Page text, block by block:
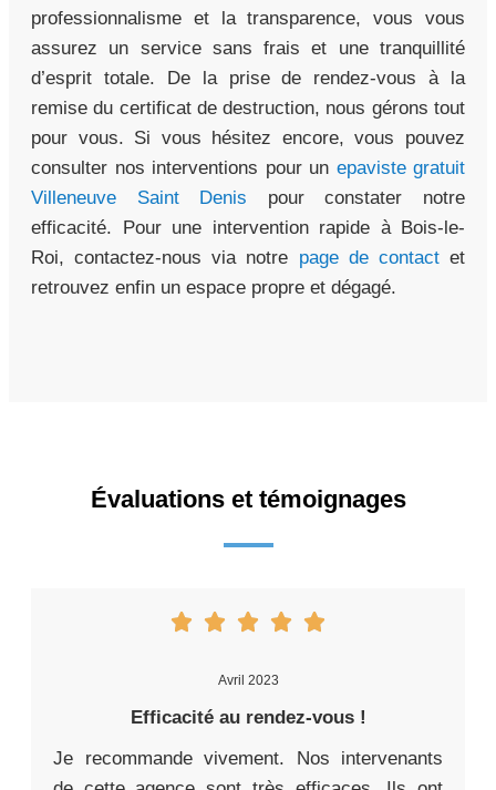
professionnalisme et la transparence, vous vous
assurez un service sans frais et une tranquillité
d’esprit totale. De la prise de rendez-vous à la
remise du certificat de destruction, nous gérons tout
pour vous. Si vous hésitez encore, vous pouvez
consulter nos interventions pour un epaviste gratuit
Villeneuve Saint Denis pour constater notre
efficacité. Pour une intervention rapide à Bois-le-
Roi, contactez-nous via notre page de contactet
retrouvez enfin un espace propre et dégagé.
Évaluations et témoignages
Avril 2023
Efficacité au rendez-vous !
Je recommande vivement. Nos intervenants